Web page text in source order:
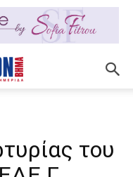
του